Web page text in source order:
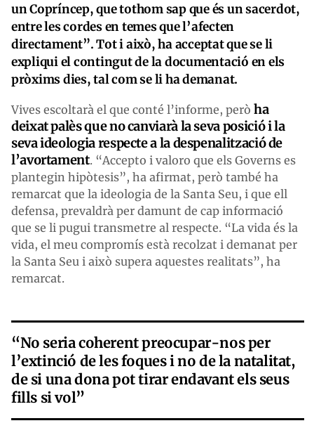
un Copríncep, que tothom sap que és un sacerdot,
entre les cordes en temes que l’afecten
directament”. Tot i això, ha acceptat que se li
expliqui el contingut de la documentació en els
pròxims dies, tal com se li ha demanat.
Vives escoltarà el que conté l’informe, però ha
deixat palès que no canviarà la seva posició i la
seva ideologia respecte a la despenalització de
l’avortament. “Accepto i valoro que els Governs es
plantegin hipòtesis”, ha afirmat, però també ha
remarcat que la ideologia de la Santa Seu, i que ell
defensa, prevaldrà per damunt de cap informació
que se li pugui transmetre al respecte. “La vida és la
vida, el meu compromís està recolzat i demanat per
la Santa Seu i això supera aquestes realitats”, ha
remarcat.
“No seria coherent preocupar-nos per
l’extinció de les foques i no de la natalitat,
de si una dona pot tirar endavant els seus
fills si vol”